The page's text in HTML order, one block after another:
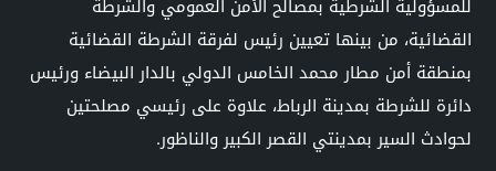
للمسؤولية الشرطية بمصالح الأمن العمومي والشرطة
القضائية، من بينها تعيين رئيس لفرقة الشرطة القضائية
بمنطقة أمن مطار محمد الخامس الدولي بالدار البيضاء ورئيس
دائرة للشرطة بمدينة الرباط، علاوة على رئيسي مصلحتين
لحوادث السير بمدينتي القصر الكبير والناظور.